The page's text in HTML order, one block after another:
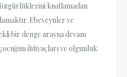
kısıtlamadan
Ebeveynler ve
bir denge arayışı devam
ihtiyaçları ve olgunluk